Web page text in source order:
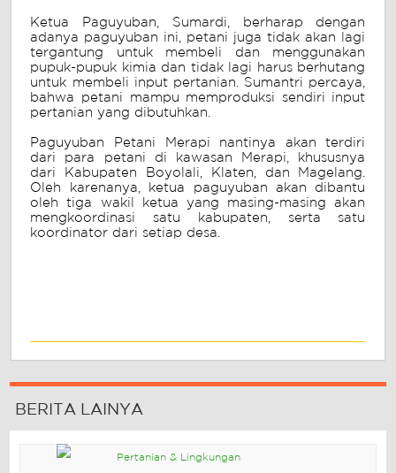
Ketua Paguyuban, Sumardi, berharap dengan
adanya paguyuban ini, petani juga tidak akan lagi
tergantung untuk membeli dan menggunakan
pupuk-pupuk kimia dan tidak lagi harus berhutang
untuk membeli input pertanian. Sumantri percaya,
bahwa petani mampu memproduksi sendiri input
pertanian yang dibutuhkan.
Paguyuban Petani Merapi nantinya akan terdiri
dari para petani di kawasan Merapi, khususnya
dari Kabupaten Boyolali, Klaten, dan Magelang.
Oleh karenanya, ketua paguyuban akan dibantu
oleh tiga wakil ketua yang masing-masing akan
mengkoordinasi satu kabupaten, serta satu
koordinator dari setiap desa.
BERITA LAINYA
Pertanian & Lingkungan